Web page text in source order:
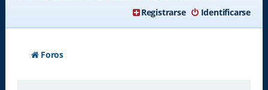
Identificarse
Registrarse
Foros